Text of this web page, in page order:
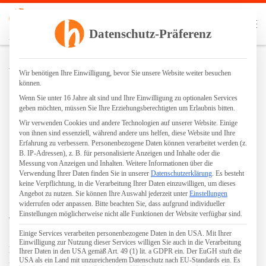
Parkettgrundreinigung | staubfreies Schleifen | Ölen | Lackieren
Search
Verschleiß
von Robin Hennig
Der Verschleiß von Holzböden ist abhängig von der
Datenschutz-Präferenz
Wir benötigen Ihre Einwilligung, bevor Sie unsere Website weiter besuchen
können.
Wenn Sie unter 16 Jahre alt sind und Ihre Einwilligung zu optionalen Services
geben möchten, müssen Sie Ihre Erziehungsberechtigten um Erlaubnis bitten.
Wir verwenden Cookies und andere Technologien auf unserer Website. Einige
von ihnen sind essenziell, während andere uns helfen, diese Website und Ihre
Erfahrung zu verbessern. Personenbezogene Daten können verarbeitet werden (z.
B. IP-Adressen), z. B. für personalisierte Anzeigen und Inhalte oder die
Messung von Anzeigen und Inhalten. Weitere Informationen über die
Verwendung Ihrer Daten finden Sie in unserer Datenschutzerklärung. Es besteht
keine Verpflichtung, in die Verarbeitung Ihrer Daten einzuwilligen, um dieses
Angebot zu nutzen. Sie können Ihre Auswahl jederzeit unter Einstellungen
widerrufen oder anpassen. Bitte beachten Sie, dass aufgrund individueller
Einstellungen möglicherweise nicht alle Funktionen der Website verfügbar sind.
Einige Services verarbeiten personenbezogene Daten in den USA. Mit Ihrer
Einwilligung zur Nutzung dieser Services willigen Sie auch in die Verarbeitung
Ihrer Daten in den USA gemäß Art. 49 (1) lit. a GDPR ein. Der EuGH stuft die
USA als ein Land mit unzureichendem Datenschutz nach EU-Standards ein. Es